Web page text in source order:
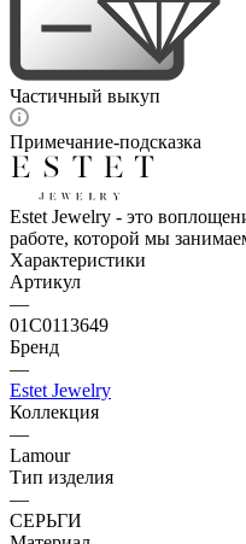
Частичный выкуп
Примечание-подсказка
Estet Jewelry - это
работе, которой мы
Характеристики
Артикул
—
01С0113649
Бренд
—
Estet Jewelry
Коллекция
—
Lamour
Тип изделия
—
СЕРЬГИ